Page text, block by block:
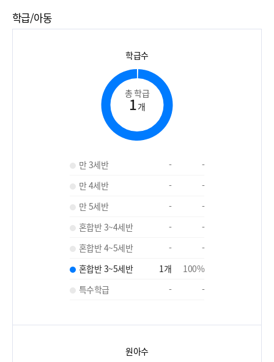
학급/아동
학급수
총 학급
1개
만 3세반 -
-
만 4세반
-
-
만 5세반
-
-
혼합반 3~4세반
-
-
혼합반 4~5세반
-
-
혼합반 3~5세반
1개 100%
특수학급
- -
원아수